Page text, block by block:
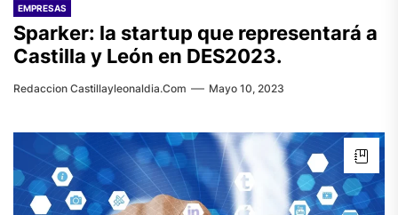
EMPRESAS
Sparker: la startup que representará a
Castilla y León en DES2023.
Redaccion Castillayleonaldia.com Mayo 10, 2023